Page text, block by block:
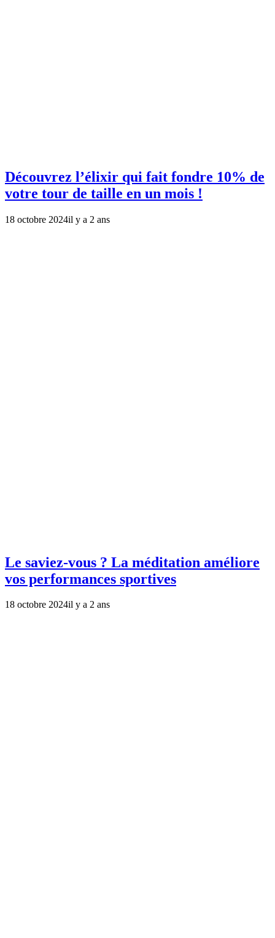
Découvrez l’élixir qui fait fondre 10% de
votre tour de taille en un mois !
18 octobre 2024il y a 2 ans
Le saviez-vous ? La méditation améliore
vos performances sportives
18 octobre 2024il y a 2 ans